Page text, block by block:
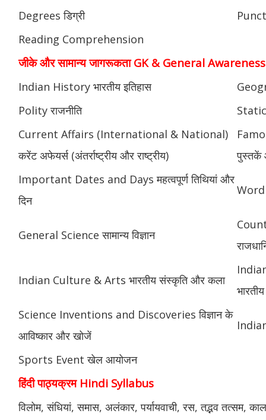
Degrees डिग्री
Reading Comprehension
जीके और सामान्य जागरूकता GK & General Awareness
Indian History भारतीय इतिहास
Polity राजनीति
Current Affairs (International & National)
करेंट अफेयर्स (अंतर्राष्ट्रीय और राष्ट्रीय)
Important Dates and Days महत्वपूर्ण तिथियां और
दिन
General Science सामान्य विज्ञान
Indian Culture & Arts भारतीय संस्कृति और कला
Science Inventions and Discoveries विज्ञान के
आविष्कार और खोजें
Sports Event खेल आयोजन
हिंदी पाठ्यक्रम Hindi Syllabus
विलोम, संधियां, समास, अलंकार, पर्यायवाची, रस, तद्भव तत्सम, काल,